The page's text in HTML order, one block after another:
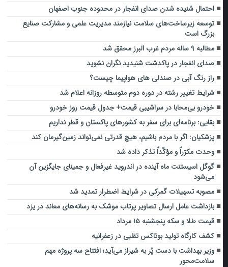
احتمال شنیده شدن صدای انفجار در محدوده جنوب اصفهان
توسعه زیرساخت‌های سلامت نیازمند مدیریت علمی و مشارکت صنایع
بزرگ است
مطالبه ۹ ساله مردم غرب البرز محقق شد
صدای انفجار در پاکدشت شنیدید نگران نشوید
راز رنگ آبی در صندلی های هواپیما چیست؟
شرایط تغییر رشته در دوره دوم متوسطه روزانه اعلام شد
خودرو بی‌محابا در سراشیبی قیمت+ جدول قیمت روز خودرو
بقایی: برنامه‌ای برای سفر به کشورهای پاکستان و قطر نداریم
پزشکیان: اگر با مردم باشیم، هیچ قدرتی نمی‌تواند زمین‌گیرمان کند
وحدت مکرّراً و مؤکّداً تذکر داده شد
گوگل اسیستنت ماه آینده در اندروید غیرفعال و جمینای جایگزین آن
می‌شود
مصوبه تسهیلات گمرکی در شرایط اضطرار تمدید شد
بازداشت عامل ارسال تصاویر پرتاب موشک به رسانه‌های معاند در یزد
قیمت طلا و سکه پنجشنبه ۱۵ مرداد
کشف کارگاه تولید بوتاکس تقلبی در زعفرانیه
وزیر بهداشت با دست پُر به شیراز می‌آید؛ افتتاح سه پروژه مهم
سلامت‌محور